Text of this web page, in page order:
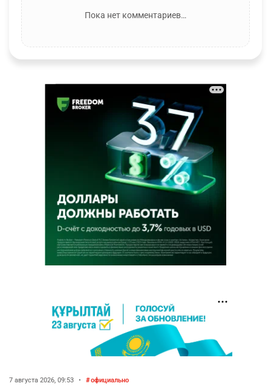
Пока нет комментариев…
7 августа 2026, 09:53 • официально